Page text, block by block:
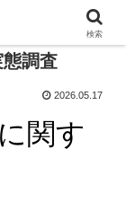
調査
2026.05.17
検索